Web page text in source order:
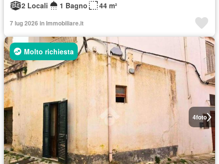
2 Locali
1 Bagno 44 m²
7 lug 2026 in Immobiliare.it
4foto
Molto richiesta